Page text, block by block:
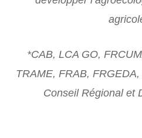
*CAB, LCA GO,
TRAME, FRAB,
Conseil Régional et